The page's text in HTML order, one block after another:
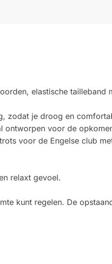
elastische tailleband
zodat je droog en
ontworpen voor de
voor de Engelse club
relaxt gevoel.
kunt regelen. De